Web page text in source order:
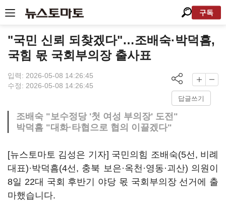
구독
"국민 신뢰 되찾겠다"…조배숙·박덕흠,
국힘 몫 국회부의장 출사표
입력: 2026-05-08 14:26:45
수정: 2026-05-08 14:26:45
답글쓰기
조배숙 "보수정당 '첫 여성 부의장' 도전"
박덕흠 "대화·타협으로 협의 이끌겠다"
[뉴스토마토 김성은 기자] 국민의힘 조배숙(5선, 비례
대표)·박덕흠(4선, 충북 보은·옥천·영동·괴산) 의원이
8일 22대 국회 후반기 야당 몫 국회부의장 선거에 출
마했습니다.